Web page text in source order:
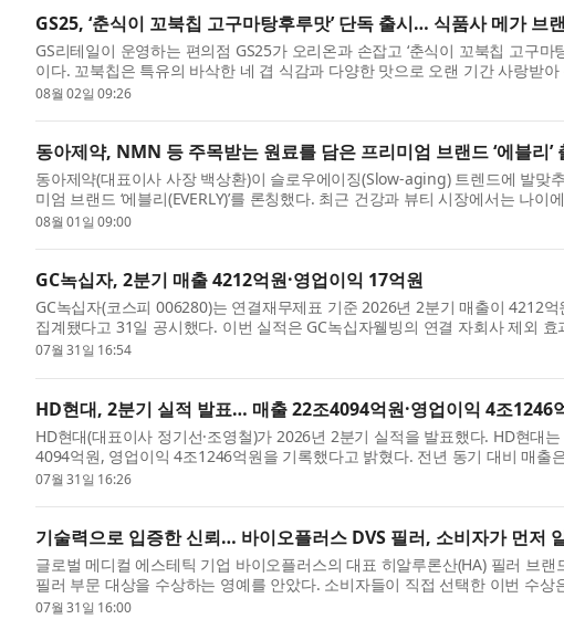
GS25, ‘춘식이 꼬북칩 고구마탕후루맛’ 단독 출시… 식품사 메가 브
GS리테일이 운영하는 편의점 GS25가 오리온과 손잡고 ‘춘식이 꼬북칩 고구
이다. 꼬북칩은 특유의 바삭한 네 겹 식감과 다양한 맛으로 오랜 기간 사랑받
장에...
08월 02일 09:26
동아제약, NMN 등 주목받는 원료를 담은 프리미엄 브랜드 ‘에블리’
동아제약(대표이사 사장 백상환)이 슬로우에이징(Slow-aging) 트렌드에 발맞
미엄 브랜드 ‘에블리(EVERLY)’를 론칭했다. 최근 건강과 뷰티 시장에서는 나
...
08월 01일 09:00
GC녹십자, 2분기 매출 4212억원·영업이익 17억원
GC녹십자(코스피 006280)는 연결재무제표 기준 2026년 2분기 매출이 4212
집계됐다고 31일 공시했다. 이번 실적은 GC녹십자웰빙의 연결 자회사 제외
로 이연...
07월 31일 16:54
HD현대, 2분기 실적 발표… 매출 22조4094억원·영업이익 4조1246
HD현대(대표이사 정기선·조영철)가 2026년 2분기 실적을 발표했다. HD현대
4094억원, 영업이익 4조1246억원을 기록했다고 밝혔다. 전년 동기 대비 매출
건설기계, ...
07월 31일 16:26
기술력으로 입증한 신뢰… 바이오플러스 DVS 필러, 소비자가 먼저
글로벌 메디컬 에스테틱 기업 바이오플러스의 대표 히알루론산(HA) 필러 브랜
필러 부문 대상을 수상하는 영예를 안았다. 소비자들이 직접 선택한 이번 수
가...
07월 31일 16:00